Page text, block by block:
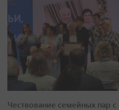
Чествование семейных пар с